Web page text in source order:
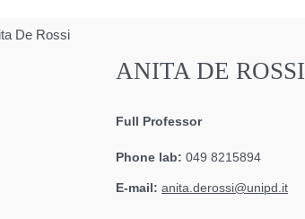
ANITA DE ROSSI
Full Professor
Phone lab: 049 8215894
E-mail: anita.derossi@unipd.it